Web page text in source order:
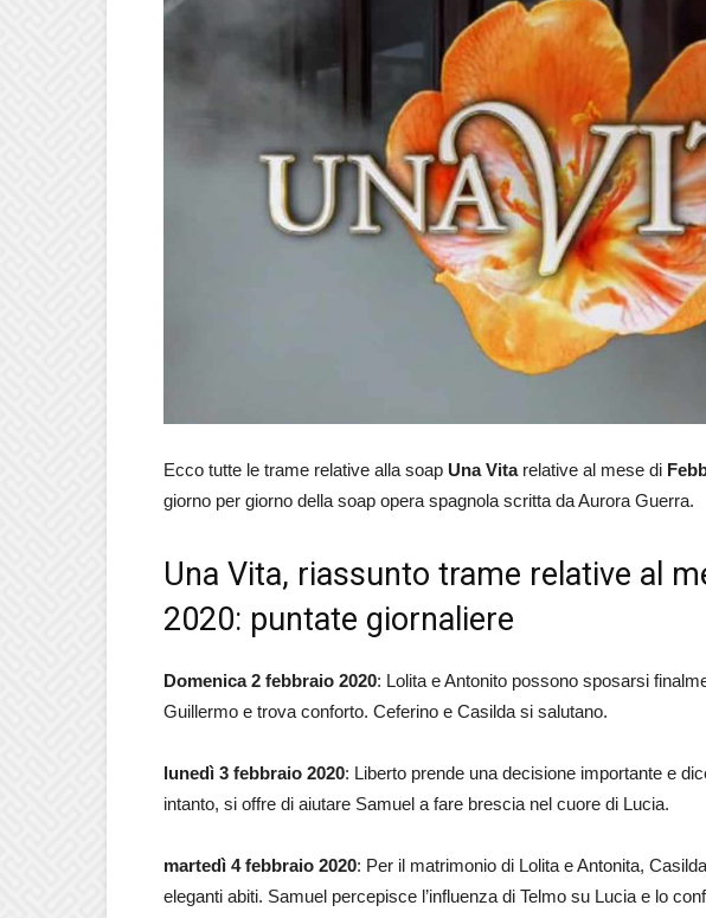
Ecco tutte le trame relative alla soap Una Vitarelative al mese di
giorno per giorno della soap opera spagnola scritta da Aurora Guerra.
Una Vita, riassunto trame relative al
2020: puntate giornaliere
Domenica 2 febbraio 2020: Lolita e Antonito possono sposarsi
Guillermo e trova conforto. Ceferino e Casilda si salutano.
lunedì 3 febbraio 2020: Liberto prende una decisione importante e
intanto, si offre di aiutare Samuel a fare brescia nel cuore di Lucia.
martedì 4 febbraio 2020: Per il matrimonio di Lolita e Antonita,
eleganti abiti. Samuel percepisce l’influenza di Telmo su Lucia e lo